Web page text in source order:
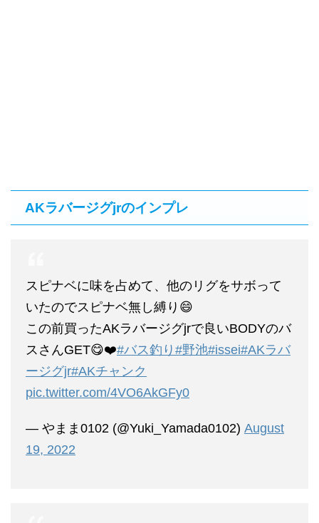
AKラバージグjrのインプレ
スピナベに味を占めて、他のリグをサボって
いたのでスピナベ無し縛り😄
この前買ったAKラバージグjrで良いBODYのバ
スさんGET😋❤️#バス釣り #野池#issei#AKラバ
ージグjr#AKチャンク
pic.twitter.com/4VO6AkGFy0
— やまま0102 (@Yuki_Yamada0102) August
19, 2022